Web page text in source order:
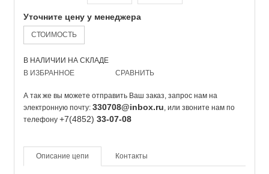
Уточните цену у менеджера
СТОИМОСТЬ
В НАЛИЧИИ НА СКЛАДЕ
В ИЗБРАННОЕ
СРАВНИТЬ
А так же вы можете отправить Ваш заказ, запрос нам на
электронную почту: 330708@inbox.ru, или звоните нам по
телефону +7(4852) 33-07-08
Описание цепи Контакты